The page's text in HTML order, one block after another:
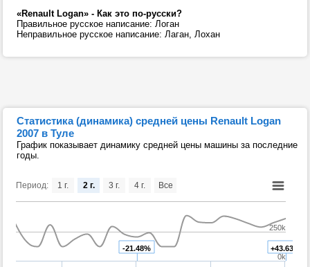
«Renault Logan» - Как это по-русски?
Правильное русское написание: Логан
Неправильное русское написание: Лаган, Лохан
Статистика (динамика) средней цены Renault Logan
2007 в Туле
График показывает динамику средней цены машины за последние
годы.
Период:
+43.63%
-21.48%
0k
250k
1 г. 2 г. 3 г. 4 г. Все